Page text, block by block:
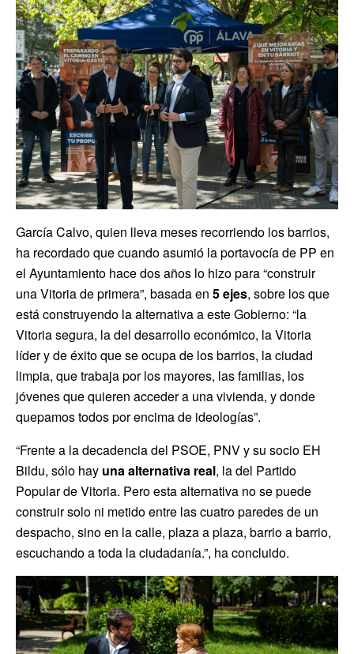
García Calvo, quien lleva meses recorriendo los barrios,
ha recordado que cuando asumió la portavocía de PP en
el Ayuntamiento hace dos años lo hizo para “construir
una Vitoria de primera”, basada en 5 ejes, sobre los que
está construyendo la alternativa a este Gobierno: “la
Vitoria segura, la del desarrollo económico, la Vitoria
líder y de éxito que se ocupa de los barrios, la ciudad
limpia, que trabaja por los mayores, las familias, los
jóvenes que quieren acceder a una vivienda, y donde
quepamos todos por encima de ideologías”.
“Frente a la decadencia del PSOE, PNV y su socio EH
Bildu, sólo hay una alternativa real, la del Partido
Popular de Vitoria. Pero esta alternativa no se puede
construir solo ni metido entre las cuatro paredes de un
despacho, sino en la calle, plaza a plaza, barrio a barrio,
escuchando a toda la ciudadanía.”, ha concluido.